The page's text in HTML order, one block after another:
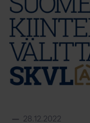
28.12.2022